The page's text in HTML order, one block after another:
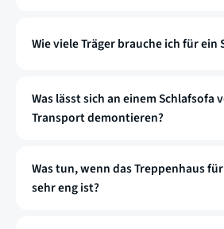
Wie viele Träger brauche ich für ein
Was lässt sich an einem Schlafsofa
Transport demontieren?
Was tun, wenn das Treppenhaus
sehr eng ist?